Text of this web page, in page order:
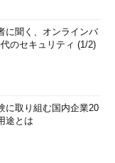
に聞く、オンラインバ
のセキュリティ (1/2)
に取り組む国内企業20
途とは